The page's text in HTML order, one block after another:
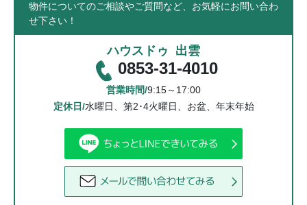
物件についてのご相談やご質問など、お気軽にお問い合わ
せ下さい！
ハウスドゥ 出雲
0853-31-4010
営業時間/9:15～17:00
定休日/水曜日、第2･4火曜日、お盆、年末年始